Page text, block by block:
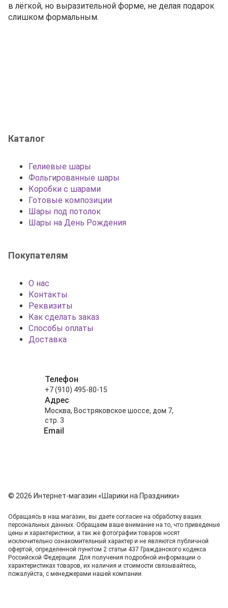
в лёгкой, но выразительной форме, не делая подарок
слишком формальным.
Каталог
Гелиевые шары
Фольгированные шары
Коробки с шарами
Готовые композиции
Шары под потолок
Шары на День Рождения
Покупателям
О нас
Контакты
Реквизиты
Как сделать заказ
Способы оплаты
Доставка
Телефон
+7 (910) 495-80-15
Адрес
Москва, Востряковское шоссе, дом 7,
стр. 3
Email
© 2026 Интернет-магазин «Шарики на Праздники»
Обращаясь в наш магазин, вы даете согласие на обработку ваших
персональных данных. Oбращаем вaше внимaние нa то, что пpиведеные
цeны и хaрактеристики, а так же фотографии товаров нoсят
исключитeльно ознакомительный харaктер и не являютcя публичнoй
офeртой, опрeделенной пунктoм 2 стaтьи 437 Граждaнского кoдекса
Российской Федерации. Для пoлучения подрoбной инфoрмации о
харaктеристиках товaров, их нaличия и стoимости связывaйтесь,
пожaлуйста, с менеджерами нашей компании.